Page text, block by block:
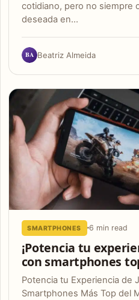
cotidiano, pero no siempre
deseada en…
BA Beatriz Almeida
SMARTPHONES 6 min read
¡Potencia tu
con smartphones
Potencia tu Experiencia de
Smartphones Más Top del